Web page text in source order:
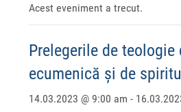
Acest eveniment a trecut.
Prelegerile de teologie
ecumenică și de
14.03.2023 @ 9:00 am -